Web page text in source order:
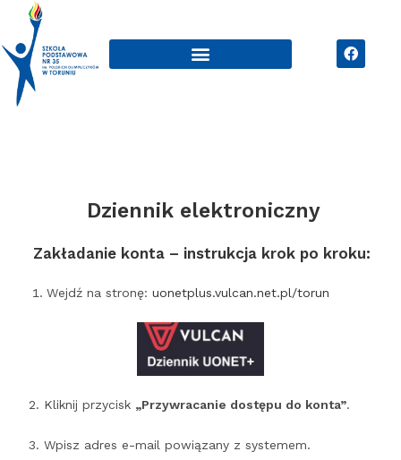
Dziennik elektroniczny
Zakładanie konta – instrukcja krok po kroku:
Wejdź na stronę:uonetplus.vulcan.net.pl/torun
2. Kliknij przycisk „Przywracanie dostępu do konta”.
3. Wpisz adres e-mail powiązany z systemem.